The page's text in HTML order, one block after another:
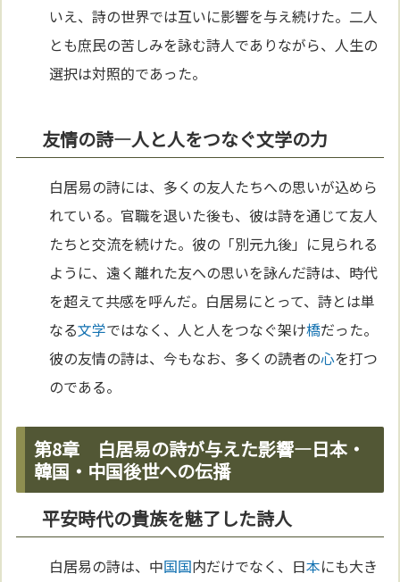
いえ、詩の世界では互いに影響を与え続けた。二人
とも庶民の苦しみを詠む詩人でありながら、人生の
選択は対照的であった。
友情の詩—人と人をつなぐ文学の力
白居易の詩には、多くの友人たちへの思いが込めら
れている。官職を退いた後も、彼は詩を通じて友人
たちと交流を続けた。彼の「別元九後」に見られる
ように、遠く離れた友への思いを詠んだ詩は、時代
を超えて共感を呼んだ。白居易にとって、詩とは単
なる文学ではなく、人と人をつなぐ架け橋だった。
彼の友情の詩は、今もなお、多くの読者の心を打つ
のである。
第8章 白居易の詩が与えた影響—日本・
韓国・中国後世への伝播
平安時代の貴族を魅了した詩人
白居易の詩は、中国国内だけでなく、日本にも大き